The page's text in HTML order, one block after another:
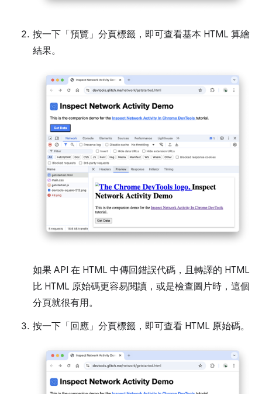
按一下「預覽」 分頁標籤，即可查看基本 HTML 算繪
結果。
如果 API 在 HTML 中傳回錯誤代碼，且轉譯的 HTML
比 HTML 原始碼更容易閱讀，或是檢查圖片時，這個
分頁就很有用。
按一下「回應」 分頁標籤，即可查看 HTML 原始碼。